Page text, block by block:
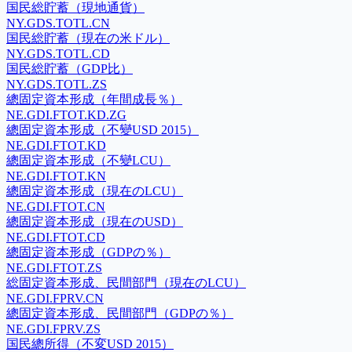
国民総貯蓄（現地通貨）
NY.GDS.TOTL.CN
国民総貯蓄（現在の米ドル）
NY.GDS.TOTL.CD
国民総貯蓄（GDP比）
NY.GDS.TOTL.ZS
總固定資本形成（年間成長％）
NE.GDI.FTOT.KD.ZG
總固定資本形成（不變USD 2015）
NE.GDI.FTOT.KD
總固定資本形成（不變LCU）
NE.GDI.FTOT.KN
總固定資本形成（現在のLCU）
NE.GDI.FTOT.CN
總固定資本形成（現在のUSD）
NE.GDI.FTOT.CD
總固定資本形成（GDPの％）
NE.GDI.FTOT.ZS
総固定資本形成、民間部門（現在のLCU）
NE.GDI.FPRV.CN
總固定資本形成、民間部門（GDPの％）
NE.GDI.FPRV.ZS
国民總所得（不変USD 2015）